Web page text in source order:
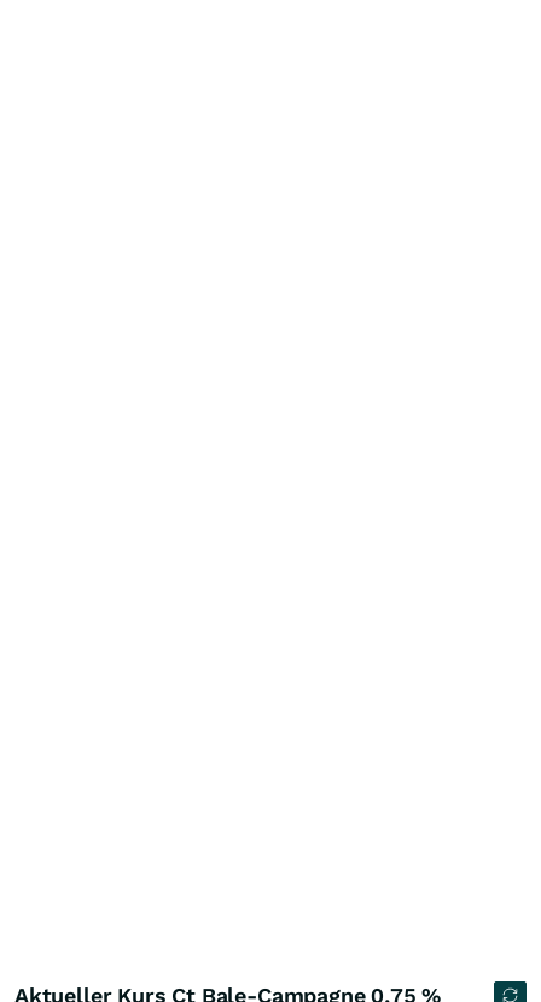
Aktueller Kurs Ct Bale-Campagne 0,75 %